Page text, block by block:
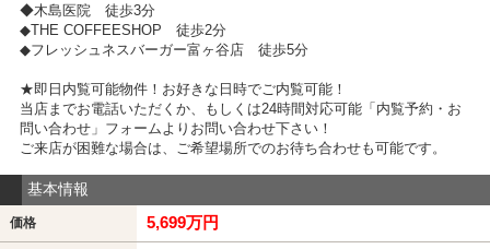
◆木島医院 徒歩3分
◆THE COFFEESHOP 徒歩2分
◆フレッシュネスバーガー富ヶ谷店 徒歩5分
★即日内覧可能物件！お好きな日時でご内覧可能！
当店までお電話いただくか、もしくは24時間対応可能「内覧予約・お
問い合わせ」フォームよりお問い合わせ下さい！
ご来店が困難な場合は、ご希望場所でのお待ち合わせも可能です。
基本情報
価格 5,699万円